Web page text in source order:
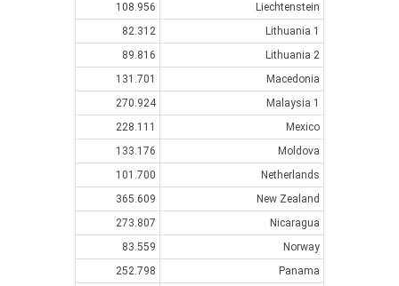
Liechtenstein
108.956
Lithuania 1
82.312
Lithuania 2
89.816
Macedonia
131.701
Malaysia 1
270.924
Mexico
228.111
Moldova
133.176
Netherlands
101.700
New Zealand
365.609
Nicaragua
273.807
Norway
83.559
Panama
252.798